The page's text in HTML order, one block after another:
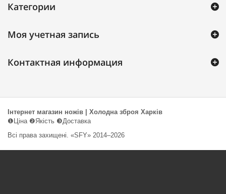
Категории
Моя учетная запись
Контактная информация
Інтернет магазин ножів | Холодна зброя Харків
❶Ціна ❷Якість ❸Доставка
Всі права захищені. «SFY» 2014–2026